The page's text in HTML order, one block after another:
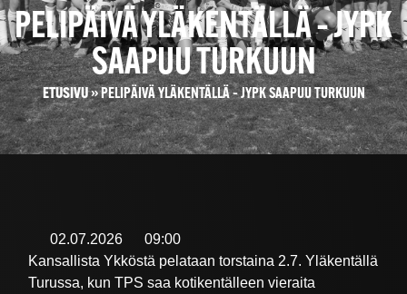
PELIPÄIVÄ YLÄKENTÄLLÄ – JYPK
SAAPUU TURKUUN
ETUSIVU»PELIPÄIVÄ YLÄKENTÄLLÄ – JYPK SAAPUU TURKUUN
02.07.2026
09:00
Kansallista Ykköstä pelataan torstaina 2.7. Yläkentällä
Turussa, kun TPS saa kotikentälleen vieraita